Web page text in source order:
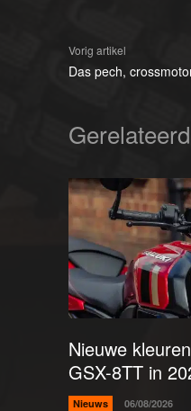
Vorig artikel
Das pech,
Nieuwe
GSX-8TT in
Nieuws 06/08/2026